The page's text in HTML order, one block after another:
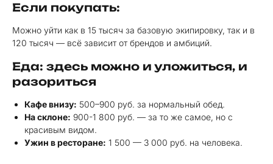
Если покупать:
Можно уйти как в 15 тысяч за базовую экипировку, так и в
120 тысяч — всё зависит от брендов и амбиций.
Еда: здесь можно и уложиться, и
разориться
Кафе внизу: 500–900 руб. за нормальный обед.
На склоне: 900-1 800 руб. — за то же самое, но с
красивым видом.
Ужин в ресторане: 1 500 — 3 000 руб. на человека.